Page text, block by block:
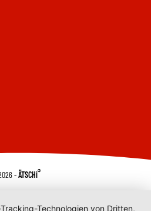
-ÄTSCHi®
Technologien von Dritten,